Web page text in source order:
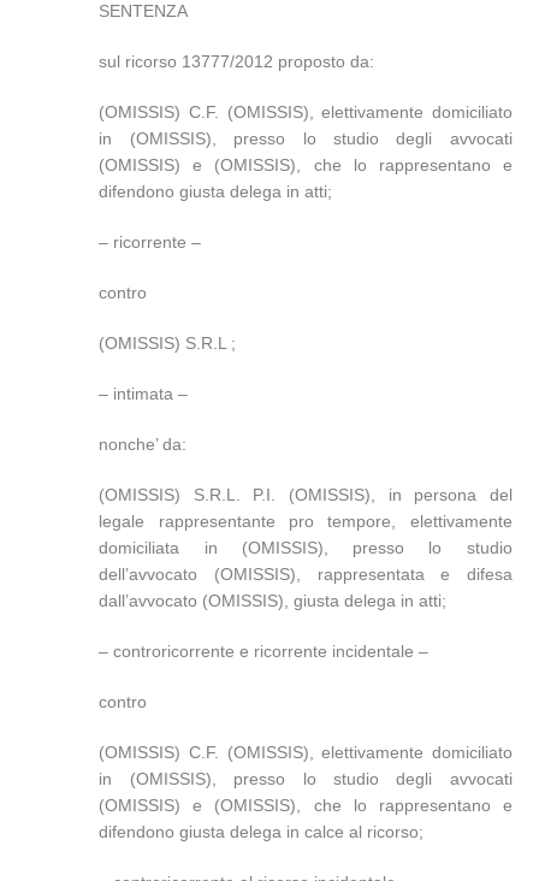
SENTENZA
sul ricorso 13777/2012 proposto da:
(OMISSIS) C.F. (OMISSIS), elettivamente domiciliato
in (OMISSIS), presso lo studio degli avvocati
(OMISSIS) e (OMISSIS), che lo rappresentano e
difendono giusta delega in atti;
– ricorrente –
contro
(OMISSIS) S.R.L ;
– intimata –
nonche’ da:
(OMISSIS) S.R.L. P.I. (OMISSIS), in persona del
legale rappresentante pro tempore, elettivamente
domiciliata in (OMISSIS), presso lo studio
dell’avvocato (OMISSIS), rappresentata e difesa
dall’avvocato (OMISSIS), giusta delega in atti;
– controricorrente e ricorrente incidentale –
contro
(OMISSIS) C.F. (OMISSIS), elettivamente domiciliato
in (OMISSIS), presso lo studio degli avvocati
(OMISSIS) e (OMISSIS), che lo rappresentano e
difendono giusta delega in calce al ricorso;